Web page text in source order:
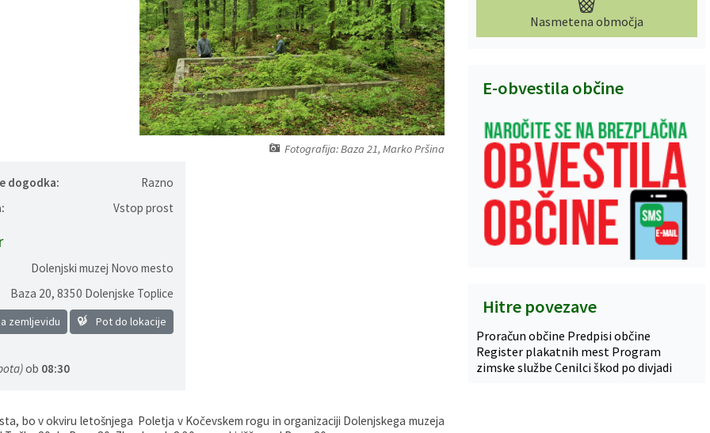
Fotografija: Baza 21, Marko Pršina
dogodka:
Razno
Vstop prost
Dolenjski muzej Novo mesto
Baza 20, 8350 Dolenjske Toplice
zemljevidu Pot do lokacije
ob 08:30
bo v okviru letošnjega Poletja v Kočevskem rogu in organizaciji Dolenjskega muzeja
Nasmetena območja
E-obvestila občine
Hitre povezave
Proračun občine Predpisi občine
Register plakatnih mest Program
zimske službe Cenilci škod po divjadi